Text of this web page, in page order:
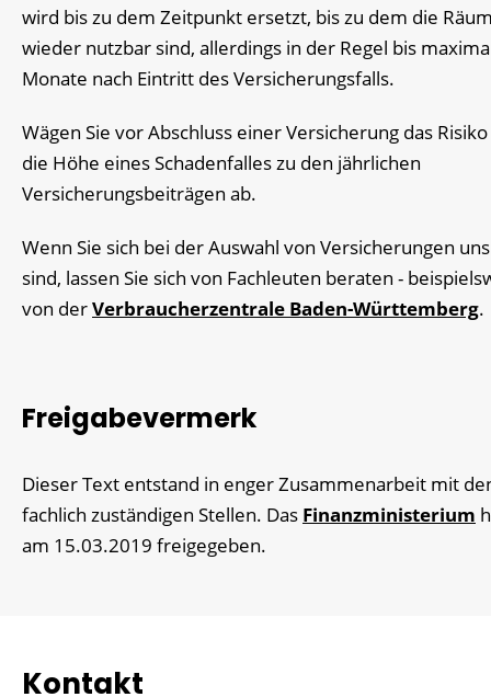
wird bis zu dem Zeitpunkt ersetzt, bis zu dem die
wieder nutzbar sind, allerdings in der Regel bis
Monate nach Eintritt des Versicherungsfalls.
Wägen Sie vor Abschluss einer Versicherung das
die Höhe eines Schadenfalles zu den jährlichen
Versicherungsbeiträgen ab.
Wenn Sie sich bei der Auswahl von Versicherungen
sind, lassen Sie sich von Fachleuten beraten -
von derVerbraucherzentrale Baden-Württemberg.
Freigabevermerk
Dieser Text entstand in enger Zusammenarbeit mit
fachlich zuständigen Stellen. Das Finanzministerium
am 15.03.2019 freigegeben.
Kontakt